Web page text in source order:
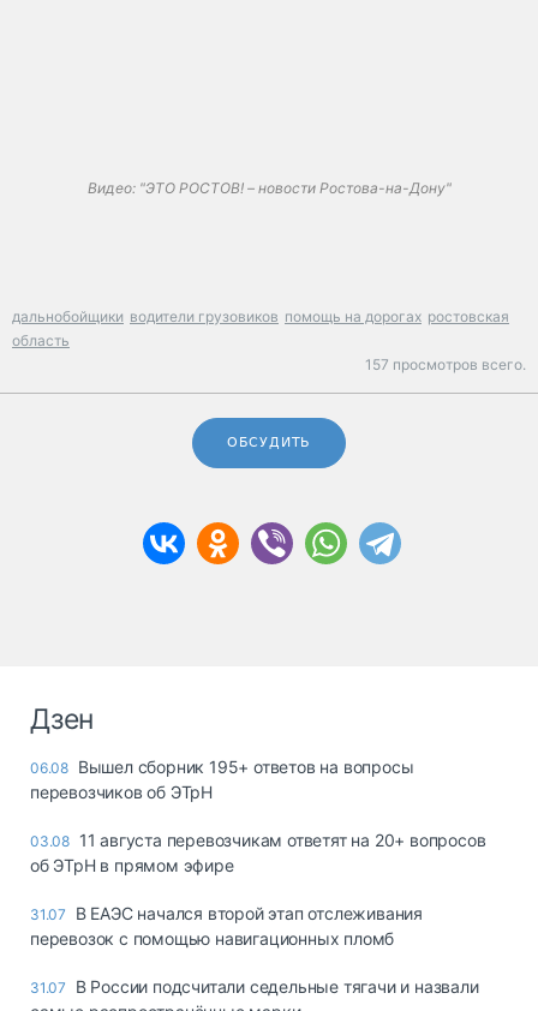
Видео: "ЭТО РОСТОВ! – новости Ростова-на-Дону"
дальнобойщики водители грузовиков помощь на дорогах ростовская
область
157 просмотров всего.
ОБСУДИТЬ
Дзен
06.08 Вышел сборник 195+ ответов на вопросы
перевозчиков об ЭТрН
03.08 11 августа перевозчикам ответят на 20+ вопросов
об ЭТрН в прямом эфире
31.07
В ЕАЭС начался второй этап отслеживания
перевозок с помощью навигационных пломб
31.07
В России подсчитали седельные тягачи и назвали